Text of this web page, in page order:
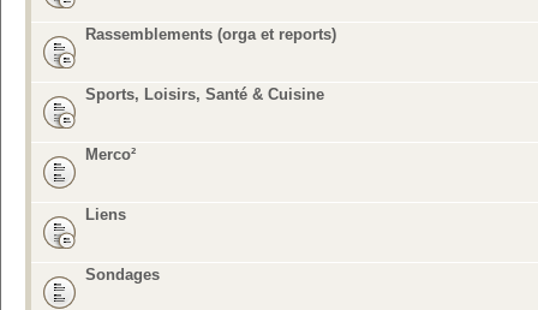
Rassemblements (orga et reports)
Sports, Loisirs, Santé & Cuisine
Merco²
Liens
Sondages